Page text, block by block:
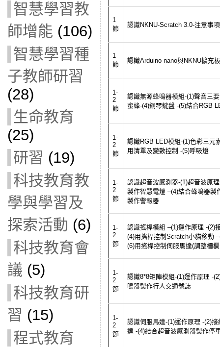
智慧學習教
師增能 (106)
智慧學習種
子教師研習
(28)
生命教育
(25)
研習 (19)
科技教育教
學與學習及
探索活動 (6)
科技教育會
議 (5)
科技教育研
習 (15)
程式教育
1
節
認識NKNU-Scratch 3.0-注意事
1
節
認識Arduino nano與NKNU擴充
1-
2
節
認識無源蜂鳴器模組-(1)聲音三
蜜蜂-(4)鋼琴鍵盤 -(5)結合RGB
1-
2
節
認識RGB LED模組-(1)色彩三元
用清單及變數控制 -(5)呼吸燈
1-
2
節
認識超音波感測器-(1)超音波原
製作智慧電燈 –(4)結合蜂鳴器製
製作警報器
1-
2
節
認識搖桿模組 –(1)運作原理 -(2)
(4)用搖桿控制Scratch小貓移動
(6)用搖桿控制伺服馬達(調整柵
1-
2
節
認識8*8矩陣模組-(1)運作原理 -
鳴器製作行人交通號誌
1-
2
節
認識伺服馬達-(1)運作原理 -(2)
達 -(4)結合超音波感測器製作停